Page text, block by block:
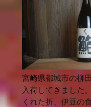
宮崎県都城市の柳
入荷してきました
くれた折、伊豆の